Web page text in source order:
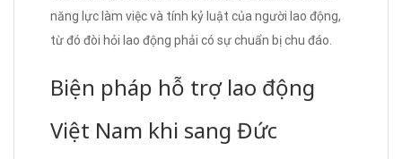
năng lực làm việc và tính kỷ luật của người lao động,
từ đó đòi hỏi lao động phải có sự chuẩn bị chu đáo.
Biện pháp hỗ trợ lao động
Việt Nam khi sang Đức